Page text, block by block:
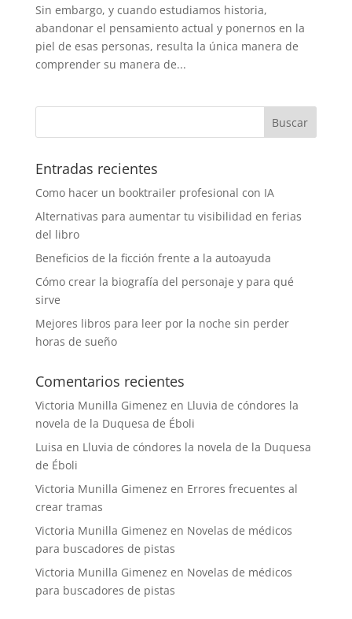
Sin embargo, y cuando estudiamos historia,
abandonar el pensamiento actual y ponernos en la
piel de esas personas, resulta la única manera de
comprender su manera de...
Entradas recientes
Como hacer un booktrailer profesional con IA
Alternativas para aumentar tu visibilidad en ferias
del libro
Beneficios de la ficción frente a la autoayuda
Cómo crear la biografía del personaje y para qué
sirve
Mejores libros para leer por la noche sin perder
horas de sueño
Comentarios recientes
Victoria Munilla Gimenez en Lluvia de cóndores la
novela de la Duquesa de Éboli
Luisa en Lluvia de cóndores la novela de la Duquesa
de Éboli
Victoria Munilla Gimenez en Errores frecuentes al
crear tramas
Victoria Munilla Gimenez en Novelas de médicos
para buscadores de pistas
Victoria Munilla Gimenez en Novelas de médicos
para buscadores de pistas